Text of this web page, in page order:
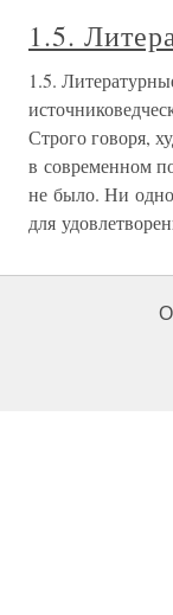
1.5.
1.5.
Строго говоря,
в современном
не было. Ни одно
для
О